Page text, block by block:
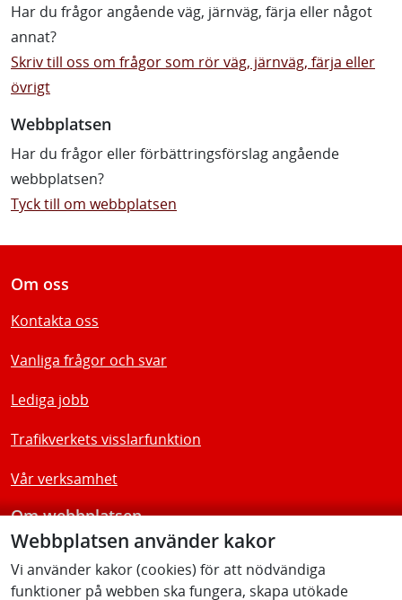
Webbplatsen använder kakor
Vi använder kakor (cookies) för att nödvändiga
funktioner på webben ska fungera, skapa utökade
Har du frågor angående väg, järnväg, färja eller något
annat?
Skriv till oss om frågor som rör väg, järnväg, färja eller
övrigt
Webbplatsen
Har du frågor eller förbättringsförslag angående
webbplatsen?
Tyck till om webbplatsen
Om oss
Kontakta oss
Vanliga frågor och svar
Lediga jobb
Trafikverkets visslarfunktion
Vår verksamhet
Om webbplatsen
Tillgänglighetsredogörelse